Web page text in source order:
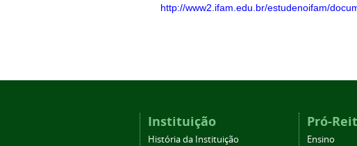
http://www2.ifam.edu.br/estudenoifam/
Instituição
História da Instituição
Pró-
Ensino